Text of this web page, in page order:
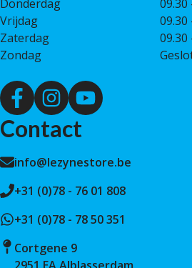
Donderdag
09.30
Vrijdag
09.30
Zaterdag
09.30
Zondag
Contact
info@lezynestore.be
+31 (0)78 - 76 01 808
+31 (0)78 - 78 50 351
Cortgene 9